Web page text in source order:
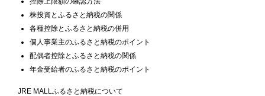
株投資とふるさと納税の関係
各種控除とふるさと納税の併用
個人事業主のふるさと納税のポイント
配偶者控除とふるさと納税の関係
年金受給者のふるさと納税のポイント
JRE MALLふるさと納税について